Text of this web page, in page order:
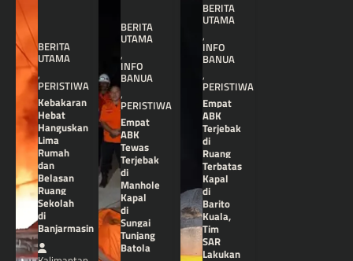
BERITA
UTAMA
,
PERISTIWA
Kebakaran
Hebat
Hanguskan
Lima
Rumah
dan
Belasan
Ruang
Sekolah
di
Banjarmasin
BERITA
UTAMA
,
INFO
BANUA
,
PERISTIWA
Empat
ABK
Tewas
Terjebak
di
Manhole
Kapal
di
Sungai
Tunjang
Batola
BERITA
UTAMA
,
INFO
BANUA
,
PERISTIWA
Empat
ABK
Terjebak
di
Ruang
Terbatas
Kapal
di
Barito
Kuala,
Tim
SAR
Lakukan